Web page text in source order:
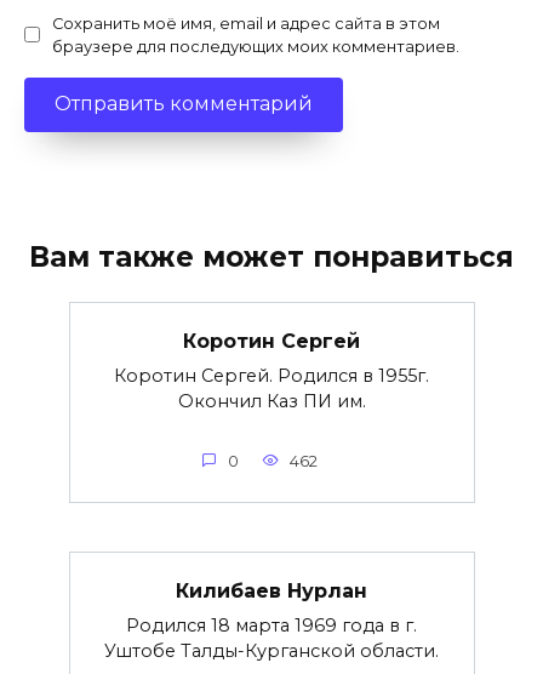
Сохранить моё имя, email и адрес сайта в этом
браузере для последующих моих комментариев.
Вам также может понравиться
Коротин Сергей
Коротин Сергей. Родился в 1955г.
Окончил Каз ПИ им.
0 462
Килибаев Нурлан
Родился 18 марта 1969 года в г.
Уштобе Талды-Курганской области.